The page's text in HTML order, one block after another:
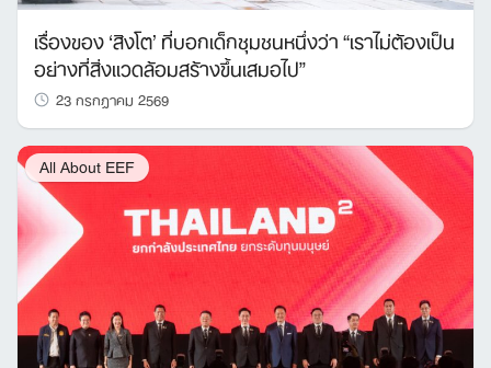
เรื่องของ ‘สิงโต’ ที่บอกเด็กชุมชนหนึ่งว่า “เราไม่ต้องเป็น
อย่างที่สิ่งแวดล้อมสร้างขึ้นเสมอไป”
23 กรกฎาคม 2569
All About EEF